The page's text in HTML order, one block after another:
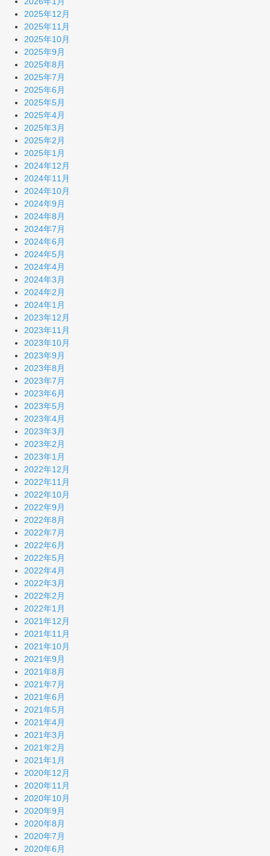
2025年12月
2025年11月
2025年10月
2025年9月
2025年8月
2025年7月
2025年6月
2025年5月
2025年4月
2025年3月
2025年2月
2025年1月
2024年12月
2024年11月
2024年10月
2024年9月
2024年8月
2024年7月
2024年6月
2024年5月
2024年4月
2024年3月
2024年2月
2024年1月
2023年12月
2023年11月
2023年10月
2023年9月
2023年8月
2023年7月
2023年6月
2023年5月
2023年4月
2023年3月
2023年2月
2023年1月
2022年12月
2022年11月
2022年10月
2022年9月
2022年8月
2022年7月
2022年6月
2022年5月
2022年4月
2022年3月
2022年2月
2022年1月
2021年12月
2021年11月
2021年10月
2021年9月
2021年8月
2021年7月
2021年6月
2021年5月
2021年4月
2021年3月
2021年2月
2021年1月
2020年12月
2020年11月
2020年10月
2020年9月
2020年8月
2020年7月
2020年6月